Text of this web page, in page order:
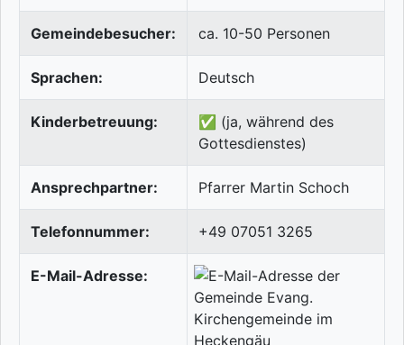
Gemeindebesucher: ca. 10-50 Personen
Sprachen: Deutsch
Kinderbetreuung:
✅ (ja, während des
Gottesdienstes)
Ansprechpartner: Pfarrer Martin Schoch
Telefonnummer: +49 07051 3265
E-Mail-Adresse: